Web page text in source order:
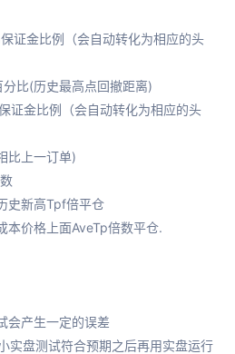
证金比例（会自动转化为相应的头
比(历史最高点回撤距离)
证金比例（会自动转化为相应的头
比上一订单)
史新高Tpf倍平仓
本价格上面AveTp倍数平仓.
会产生一定的误差
实盘测试符合预期之后再用实盘运行